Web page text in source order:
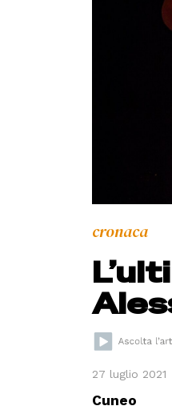
cronaca
27 luglio 2021
Cuneo